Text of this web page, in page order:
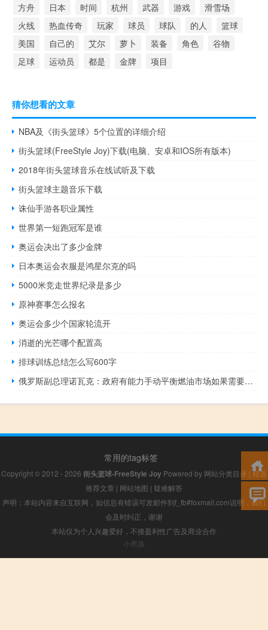
方舟
日本 时间 杭州 武器 游戏
滑雪场
火线
热血传奇 玩家 球员 球队 的人
篮球
美国
自己的 艾尔 萝卜 装备 角色
谷物
足球
运动员 都是 金牌 项目
猜你想看的文章
NBA及《街头篮球》5个位置的详细介绍
街头篮球(FreeStyle Joy)下载(电脑、安卓和IOS所有版本)
2018年街头篮球音乐在线试听及下载
街头篮球主题音乐下载
诛仙手游各职业属性
世界第一短跑冠军是谁
奥运会决出了多少金牌
日本奥运会衣服是鸿星尔克的吗
5000米竞走世界纪录是多少
原神赛事怎么报名
奥运会多少个国家轮流开
消逝的光芒哪个配置高
排球训练总结怎么写600字
俄罗斯副总理诺瓦克：政府有能力手动平衡燃油市场如果需要更严厉的措施我们准备采取这些措施
常用的tag标签
Copyright © 2012 - 2026 街头篮球-FreeStyle Joy Powered by 网站分类目录 | 精选
推荐文章 | 网站地图 | 疑难解答
声明：本站内容来自互联网，如信息有错误可发邮件到f_fb#foxmail.com说明，我们
会及时纠正，谢谢
本站仅为个人兴趣爱好，不接盈利性广告及商业合作
小男孩